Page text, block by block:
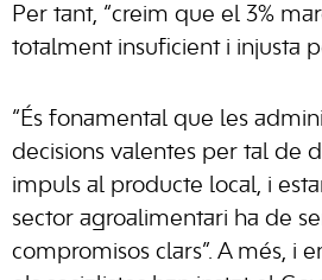
Per tant, “creim que el 3%
totalment insuficient i injusta
“És fonamental que les
decisions valentes per tal de
impuls al producte local, i
sector agroalimentari ha de
compromisos clars”. A més, i